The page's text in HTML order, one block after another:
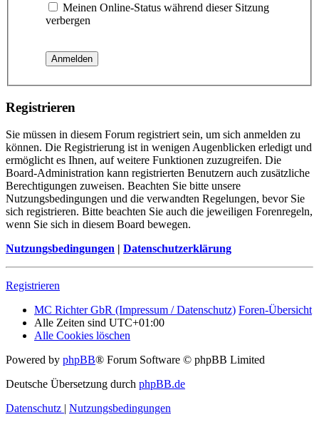
Meinen Online-Status während dieser Sitzung
verbergen
Registrieren
Sie müssen in diesem Forum registriert sein, um sich anmelden zu
können. Die Registrierung ist in wenigen Augenblicken erledigt und
ermöglicht es Ihnen, auf weitere Funktionen zuzugreifen. Die
Board-Administration kann registrierten Benutzern auch zusätzliche
Berechtigungen zuweisen. Beachten Sie bitte unsere
Nutzungsbedingungen und die verwandten Regelungen, bevor Sie
sich registrieren. Bitte beachten Sie auch die jeweiligen Forenregeln,
wenn Sie sich in diesem Board bewegen.
Nutzungsbedingungen | Datenschutzerklärung
Registrieren
MC Richter GbR (Impressum / Datenschutz) Foren-Übersicht
Alle Zeiten sind UTC+01:00
Alle Cookies löschen
Powered by phpBB® Forum Software © phpBB Limited
Deutsche Übersetzung durch phpBB.de
Datenschutz | Nutzungsbedingungen